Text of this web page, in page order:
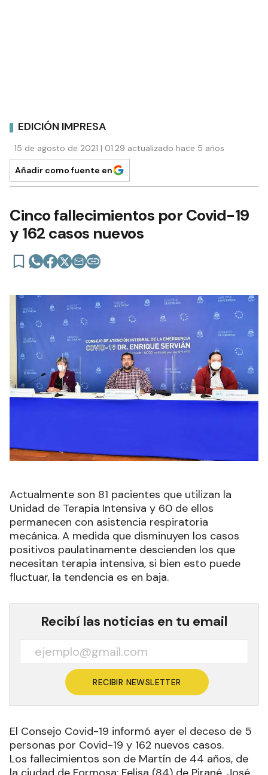
EDICIÓN IMPRESA
15 de agosto de 2021 | 01:29 actualizado hace 5 años
Añadir como fuente en
Cinco fallecimientos por Covid-19
y 162 casos nuevos
Actualmente son 81 pacientes que utilizan la
Unidad de Terapia Intensiva y 60 de ellos
permanecen con asistencia respiratoria
mecánica. A medida que disminuyen los casos
positivos paulatinamente descienden los que
necesitan terapia intensiva, si bien esto puede
fluctuar, la tendencia es en baja.
Recibí las noticias en tu email
RECIBIR NEWSLETTER
El Consejo Covid-19 informó ayer el deceso de 5
personas por Covid-19 y 162 nuevos casos.
Los fallecimientos son de Martín de 44 años, de